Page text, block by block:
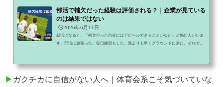
部活で補欠だった経験は評価される？｜企業が見ている
のは結果ではない
🕒️2026年6月11日
就活になると、「補欠だった自分にはアピールできることがない」と悩む人がいま
す。部活は頑張った。毎日練習もした。誰よりも早くグラウンドに来た。それでも
社会で活躍できるヒントが隠れていることがあります。補欠だったことはマイナス
評価なのか結論から言うと、補欠だったこと自体がマイナ...
▶ ガクチカに自信がない人へ｜体育会系こそ気づいていな